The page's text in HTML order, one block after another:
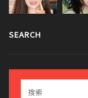
SEARCH